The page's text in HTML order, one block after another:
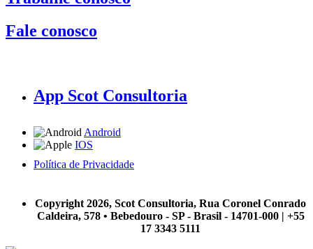
Fale conosco
App Scot Consultoria
Android
IOS
Política de Privacidade
Copyright 2026, Scot Consultoria, Rua Coronel Conrado
Caldeira, 578 • Bebedouro - SP - Brasil - 14701-000 | +55
17 3343 5111